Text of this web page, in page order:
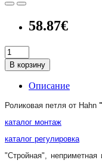
58.87€
В корзину
Описание
Роликовая петля от Hahn
каталог монтаж
каталог регулировка
"Стройная",